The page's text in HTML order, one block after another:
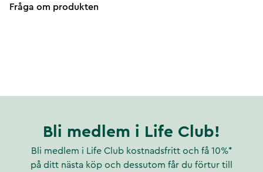
Fråga om produkten
Bli medlem i Life Club!
Bli medlem i Life Club kostnadsfritt och få 10%*
på ditt nästa köp och dessutom får du förtur till